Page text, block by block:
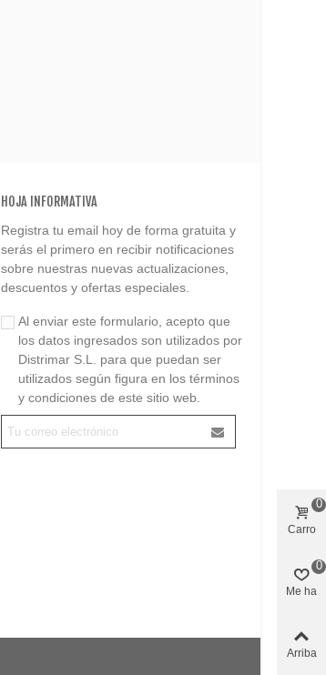
HOJA INFORMATIVA
Registra tu email hoy de forma gratuita y
serás el primero en recibir notificaciones
sobre nuestras nuevas actualizaciones,
descuentos y ofertas especiales.
Al enviar este formulario, acepto que
los datos ingresados son utilizados por
Distrimar S.L. para que puedan ser
utilizados según figura en los términos
y condiciones de este sitio web.
Carro
0
Me ha
0
Arriba